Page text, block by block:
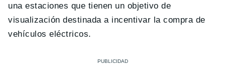
una estaciones que tienen un objetivo de
visualización destinada a incentivar la compra de
vehículos eléctricos.